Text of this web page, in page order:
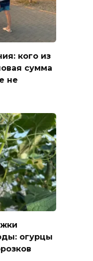
кого из
сумма
не
огурцы